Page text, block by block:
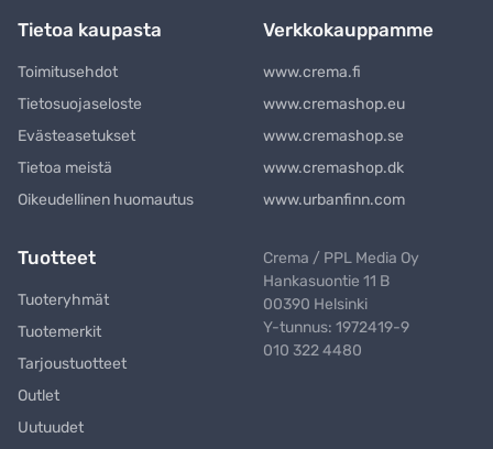
Tietoa kaupasta
Toimitusehdot
Tietosuojaseloste
Evästeasetukset
Tietoa meistä
Oikeudellinen huomautus
Verkkokauppamme
www.crema.fi
www.cremashop.eu
www.cremashop.se
www.cremashop.dk
www.urbanfinn.com
Tuotteet
Tuoteryhmät
Tuotemerkit
Tarjoustuotteet
Outlet
Uutuudet
Crema / PPL Media Oy
Hankasuontie 11 B
00390 Helsinki
Y-tunnus: 1972419-9
010 322 4480